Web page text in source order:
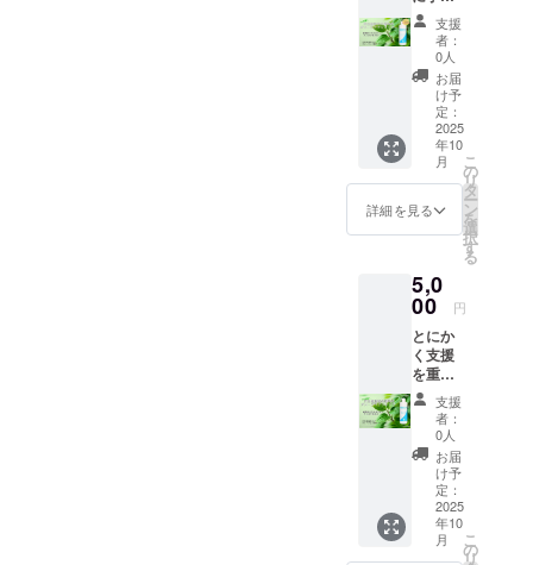
ジヘア
アミノ
酸系界
面活性
剤配合
弱酸
性 合
成香
料・合
成着色
料無添
パック
(ゆう
ク・定
形外郵
便)また
は、ヤ
マト運
輸 使用
期限の
目安 1
年半以
使用方
法○ 適
格 税込
￥4400-
(送料込
み) デラ
イト
モイス
トRシャ
ンプー
センシ
ティブ&
ダメー
面活性
剤配合
弱酸
性 合
成香
料・合
成着色
料無添
方法
ゆう
パック
(ゆう
パッ
ク・定
して支
援して
くださ
る方！
先着15
名様限
定！通
常価格
より
10％off
！ 感謝
の気持
ちのお
て、今
回の支
援して
いただ
くシャ
ンプー
300ml
を１本
＋お礼
の手紙
をお送
り致し
ます 一
般販売
価格 税
支援
者：
0人
お届
け予
定：
2025
年10
月
詳細を見る
こ
の
リ
タ
ー
ン
を
選
択
す
る
5,0
00 円
とにか
く支援
を重視
してく
ださる
方！ 感
謝の気
持ちの
お礼と
して、
今回の
支援し
支援
者：
0人
お届
け予
定：
2025
年10
月
こ
の
リ